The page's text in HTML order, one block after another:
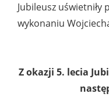
Jubileusz uświetniły
wykonaniu
Z okazji 5. lecia